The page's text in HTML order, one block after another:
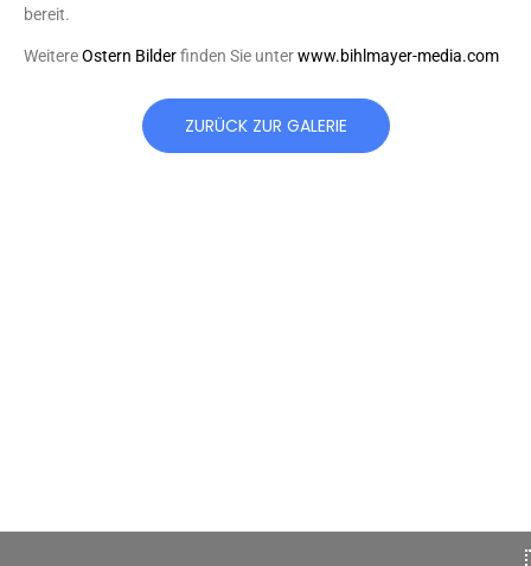
bereit.
WeitereOstern Bilderfinden Sie unterwww.bihlmayer-media.com
ZURÜCK ZUR GALERIE